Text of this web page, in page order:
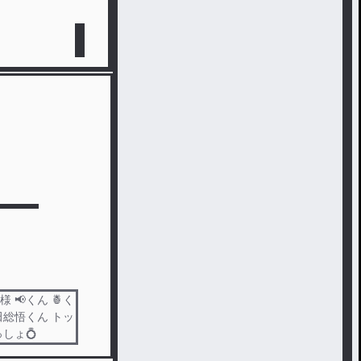
📢くん 🍍く
悟くん トッ
ょ💍